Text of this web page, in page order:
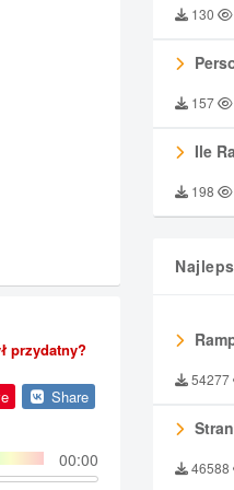
przydatny?
Share
00:00
130
157
Ile
198
54277
46588